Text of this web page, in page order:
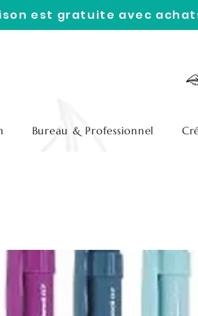
est gratuite avec
Bureau & Professionnel